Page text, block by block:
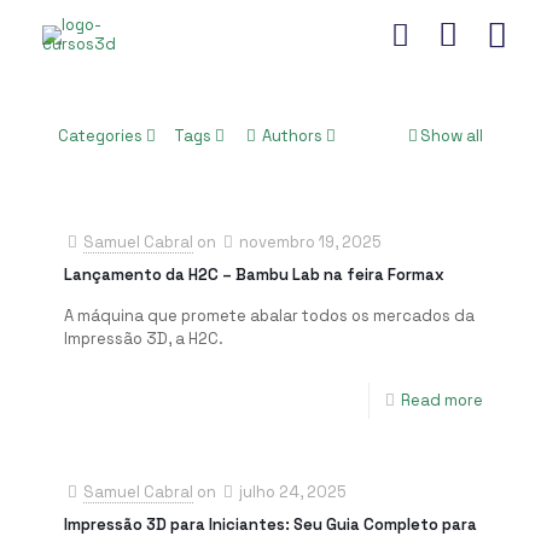
Categories Tags Authors Show all
Samuel Cabral on
novembro 19, 2025
Lançamento da H2C – Bambu Lab na feira Formax
A máquina que promete abalar todos os mercados da
Impressão 3D, a H2C.
Read more
Samuel Cabral on
julho 24, 2025
Impressão 3D para Iniciantes: Seu Guia Completo para